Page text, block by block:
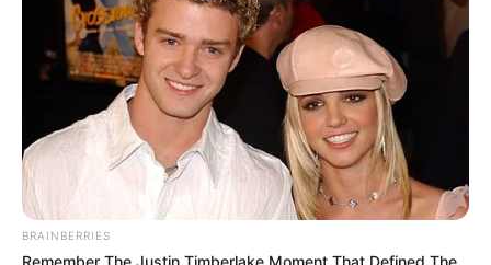
BRAINBERRIES